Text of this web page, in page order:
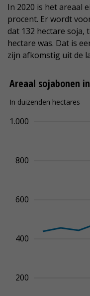
In 2020 is het areaal
procent. Er wordt
dat 132 hectare soja,
hectare was. Dat is
zijn afkomstig uit de